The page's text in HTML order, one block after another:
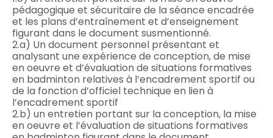
pédagogique et sécuritaire de la séance encadrée
et les plans d’entraînement et d’enseignement
figurant dans le document susmentionné.
2.a) Un document personnel présentant et
analysant une expérience de conception, de mise
en oeuvre et d’évaluation de situations formatives
en badminton relatives à l’encadrement sportif ou
de la fonction d’officiel technique en lien à
l’encadrement sportif
2.b) un entretien portant sur la conception, la mise
en oeuvre et l’évaluation de situations formatives